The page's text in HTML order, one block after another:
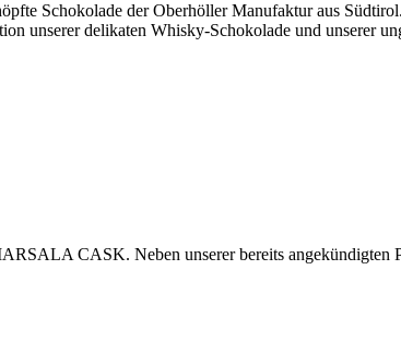
Schokolade der Oberhöller Manufaktur aus
unserer delikaten Whisky-Schokolade und unserer
CASK. Neben unserer bereits angekündigten